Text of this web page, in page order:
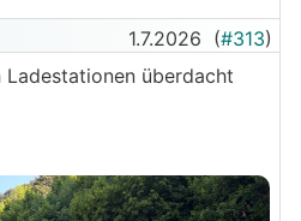
1.7.2026 (#313)
überdacht